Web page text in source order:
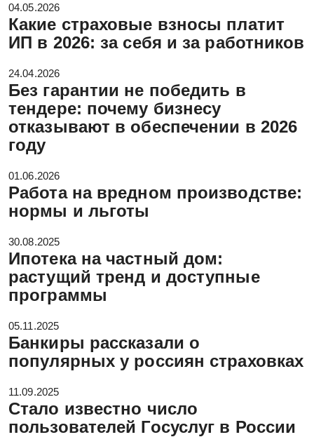
04.05.2026
Какие страховые взносы платит
ИП в 2026: за себя и за работников
24.04.2026
Без гарантии не победить в
тендере: почему бизнесу
отказывают в обеспечении в 2026
году
01.06.2026
Работа на вредном производстве:
нормы и льготы
30.08.2025
Ипотека на частный дом:
растущий тренд и доступные
программы
05.11.2025
Банкиры рассказали о
популярных у россиян страховках
11.09.2025
Стало известно число
пользователей Госуслуг в России